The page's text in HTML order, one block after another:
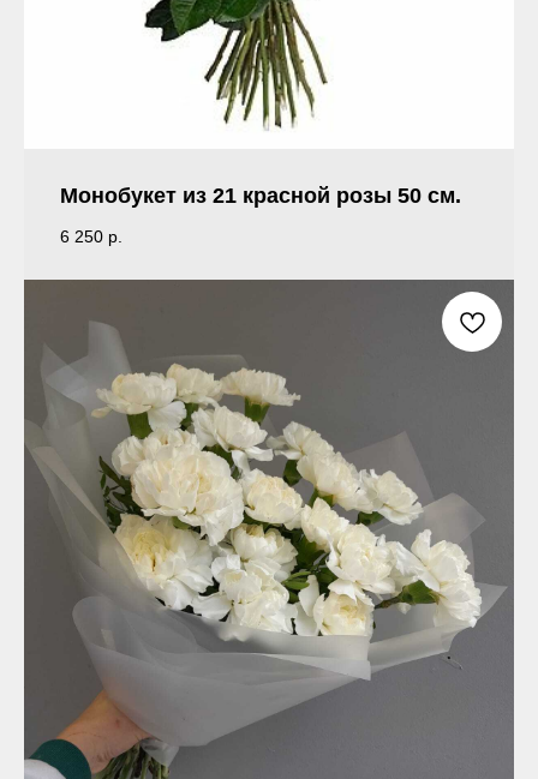
Монобукет из 21 красной розы 50 см.
6 250 р.